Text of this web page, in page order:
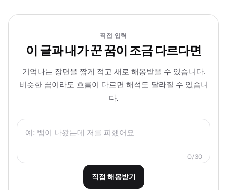
직접 입력
이 글과 내가 꾼 꿈이 조금 다르다면
기억나는 장면을 짧게 적고 새로 해몽받을 수 있습니다.
비슷한 꿈이라도 흐름이 다르면 해석도 달라질 수 있습니
다.
0/30
직접 해몽받기